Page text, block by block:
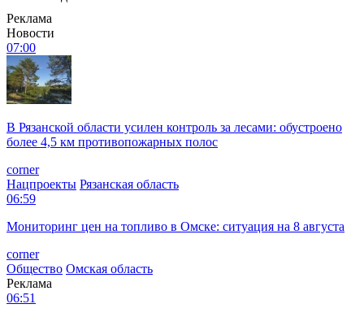
Реклама
Новости
07:00
В Рязанской области усилен контроль за лесами: обустроено
более 4,5 км противопожарных полос
corner
Нацпроекты Рязанская область
06:59
Мониторинг цен на топливо в Омске: ситуация на 8 августа
corner
Общество Омская область
Реклама
06:51